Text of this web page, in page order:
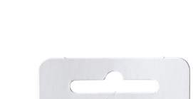
Snel zoeken
Signia hoortoestellen
Signia Pure BCT IX
HoortoestelbatterijenWidex filters